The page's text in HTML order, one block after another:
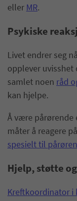
eller MR.
Psykiske
Livet endrer seg
opplever uvisshet
samlet noen råd
kan hjelpe.
Å være pårørende
måter å reagere
spesielt til
Hjelp, støtte
Kreftkoordinator i